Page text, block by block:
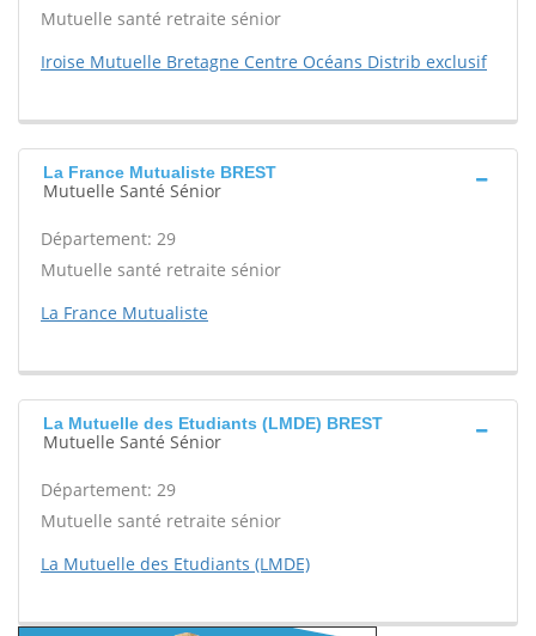
Mutuelle santé retraite sénior
Iroise Mutuelle Bretagne Centre Océans Distrib exclusif
La France Mutualiste BREST
Mutuelle Santé Sénior
Département: 29
Mutuelle santé retraite sénior
La France Mutualiste
La Mutuelle des Etudiants (LMDE) BREST
Mutuelle Santé Sénior
Département: 29
Mutuelle santé retraite sénior
La Mutuelle des Etudiants (LMDE)